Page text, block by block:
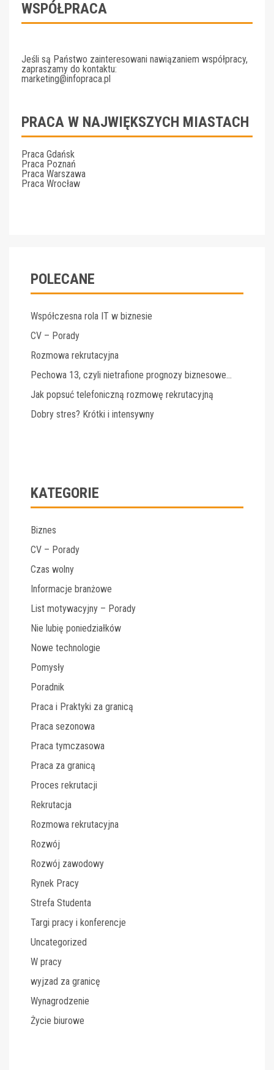
WSPÓŁPRACA
Jeśli są Państwo zainteresowani nawiązaniem współpracy,
zapraszamy do kontaktu:
marketing@infopraca.pl
PRACA W NAJWIĘKSZYCH MIASTACH
Praca Gdańsk
Praca Poznań
Praca Warszawa
Praca Wrocław
POLECANE
Współczesna rola IT w biznesie
CV – Porady
Rozmowa rekrutacyjna
Pechowa 13, czyli nietrafione prognozy biznesowe…
Jak popsuć telefoniczną rozmowę rekrutacyjną
Dobry stres? Krótki i intensywny
KATEGORIE
Biznes
CV – Porady
Czas wolny
Informacje branżowe
List motywacyjny – Porady
Nie lubię poniedziałków
Nowe technologie
Pomysły
Poradnik
Praca i Praktyki za granicą
Praca sezonowa
Praca tymczasowa
Praca za granicą
Proces rekrutacji
Rekrutacja
Rozmowa rekrutacyjna
Rozwój
Rozwój zawodowy
Rynek Pracy
Strefa Studenta
Targi pracy i konferencje
Uncategorized
W pracy
wyjzad za granicę
Wynagrodzenie
Życie biurowe